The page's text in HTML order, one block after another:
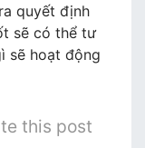
quyết định
sẽ có thể tư
sẽ hoạt động
this post